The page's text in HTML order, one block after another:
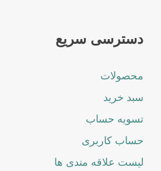
دسترسی سریع
محصولات
سبد خرید
تسویه حساب
حساب کاربری
لیست علاقه مندی ها